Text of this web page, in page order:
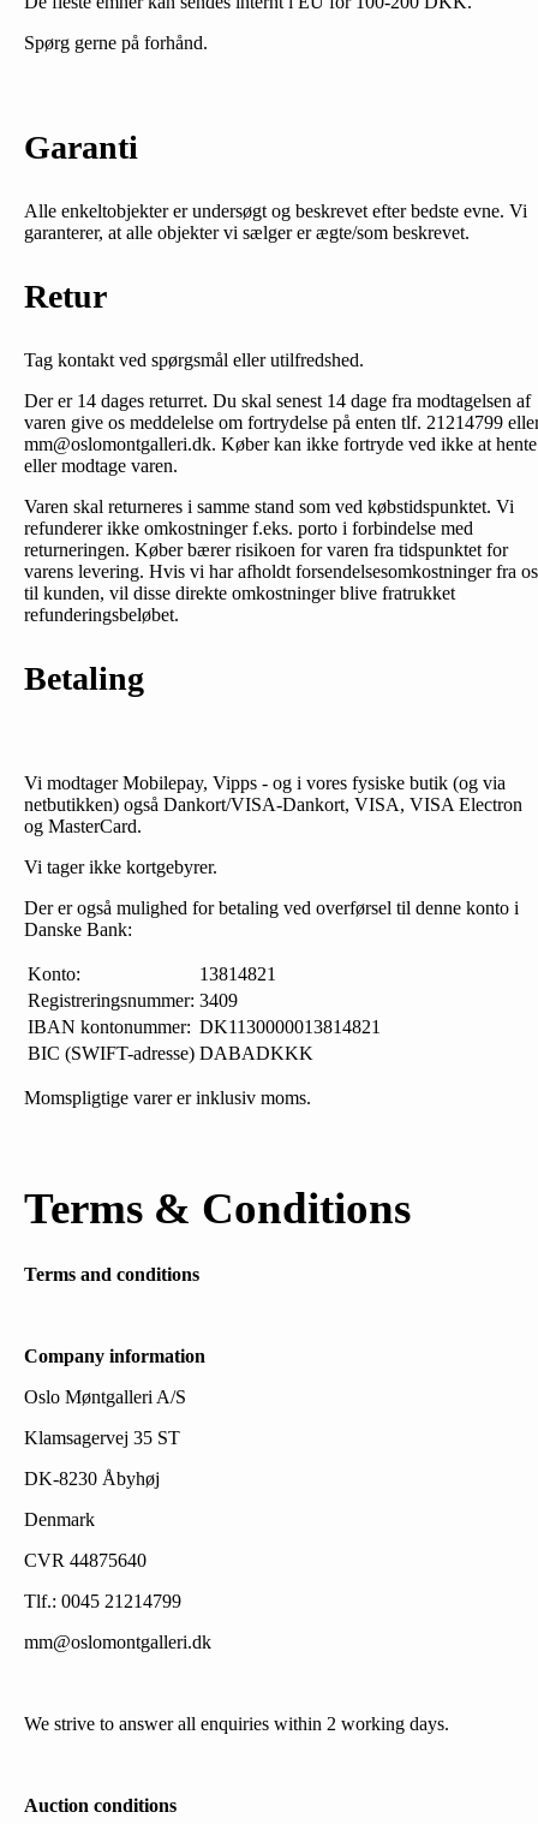
Spørg gerne på forhånd.
Garanti
Alle enkeltobjekter er undersøgt og beskrevet efter bedste evne. Vi
garanterer, at alle objekter vi sælger er ægte/som beskrevet.
Retur
Tag kontakt ved spørgsmål eller utilfredshed.
Der er 14 dages returret. Du skal senest 14 dage fra modtagelsen af
varen give os meddelelse om fortrydelse på enten tlf. 21214799
mm@oslomontgalleri.dk. Køber kan ikke fortryde ved ikke at hente
eller modtage varen.
Varen skal returneres i samme stand som ved købstidspunktet. Vi
refunderer ikke omkostninger f.eks. porto i forbindelse med
returneringen. Køber bærer risikoen for varen fra tidspunktet for
varens levering. Hvis vi har afholdt forsendelsesomkostninger fra os
til kunden, vil disse direkte omkostninger blive fratrukket
refunderingsbeløbet.
Betaling
Vi modtager Mobilepay, Vipps - og i vores fysiske butik (og via
netbutikken) også Dankort/VISA-Dankort, VISA, VISA Electron
og MasterCard.
Vi tager ikke kortgebyrer.
Der er også mulighed for betaling ved overførsel til denne konto i
Danske Bank:
Konto:
13814821
Registreringsnummer: 3409
IBAN kontonummer: DK1130000013814821
BIC (SWIFT-adresse) DABADKKK
Momspligtige varer er inklusiv moms.
Terms & Conditions
Terms and conditions
Company information
Oslo Møntgalleri A/S
Klamsagervej 35 ST
DK-8230 Åbyhøj
Denmark
CVR 44875640
Tlf.: 0045 21214799
mm@oslomontgalleri.dk
We strive to answer all enquiries within 2 working days.
Auction conditions